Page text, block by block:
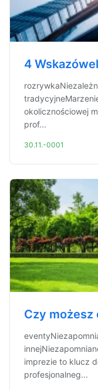
4
okolicznościowej
prof...
30.11.-0001
Czy możesz
imprezie to klucz
profesjonalneg...